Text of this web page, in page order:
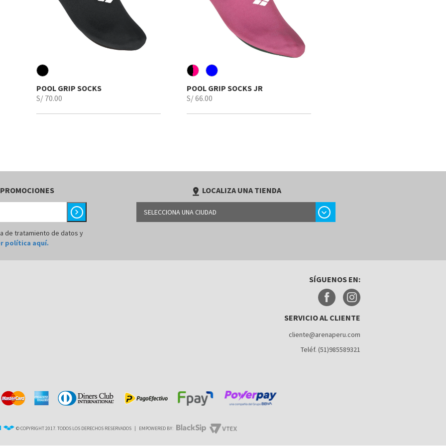
POOL GRIP SOCKS
S/ 70.00
POOL GRIP SOCKS JR
S/ 66.00
chevron_right
de tratamiento de datos y
política aquí.
pin_drop LOCALIZA UNA TIENDA
SELECCIONA UNA CIUDAD chevron_right
SÍGUENOS EN:
SERVICIO AL CLIENTE
cliente@arenaperu.com
Teléf. (51)985589321
© COPYRIGHT 2017. TODOS LOS DERECHOS RESERVADOS | EMPOWERED BY: